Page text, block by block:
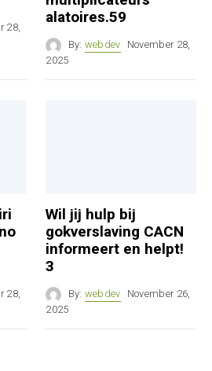
28,
alatoires.59
By: webdev November 28,
2025
28,
Wil jij hulp bij
gokverslaving CACN
informeert en helpt!
3
By: webdev November 26,
2025